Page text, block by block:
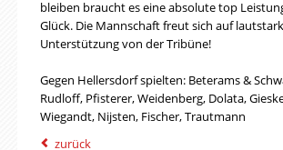
bleiben braucht es eine absolute top
Glück. Die Mannschaft freut sich auf
Unterstützung von der Tribüne!
Gegen Hellersdorf spielten: Beterams &
Rudloff, Pfisterer, Weidenberg, Dolata,
Wiegandt, Nijsten, Fischer, Trautmann
zurück